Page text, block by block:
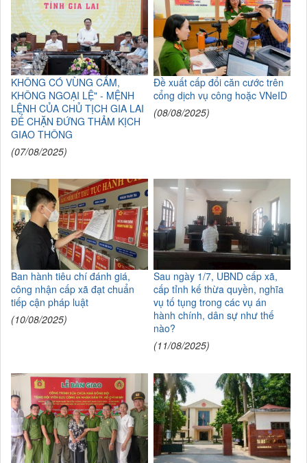
KHÔNG CÓ VÙNG CẤM,
KHÔNG NGOẠI LỆ" - MỆNH
LỆNH CỦA CHỦ TỊCH GIA LAI
ĐỂ CHẶN ĐỨNG THẢM KỊCH
GIAO THÔNG
(07/08/2025)
Đề xuất cấp đổi căn cước trên
cổng dịch vụ công hoặc VNeID
(08/08/2025)
Ban hành tiêu chí đánh giá,
công nhận cấp xã đạt chuẩn
tiếp cận pháp luật
(10/08/2025)
Sau ngày 1/7, UBND cấp xã,
cấp tỉnh kế thừa quyền, nghĩa
vụ tố tụng trong các vụ án
hành chính, dân sự như thế
nào?
(11/08/2025)